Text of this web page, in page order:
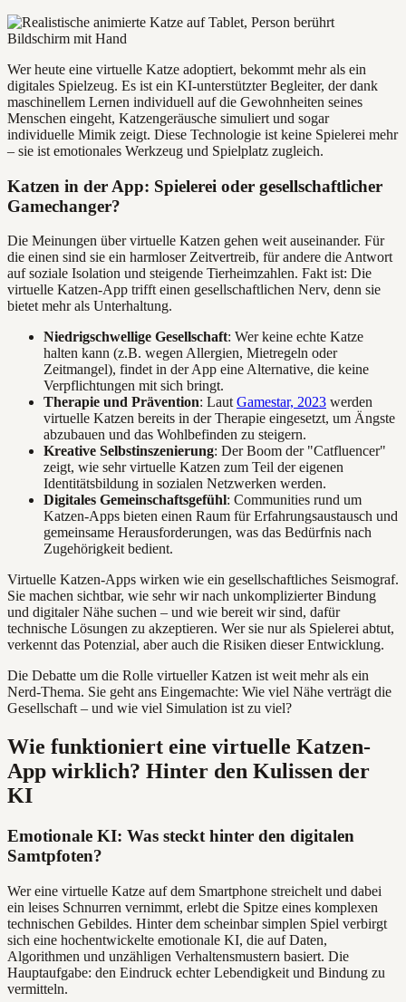
Wer heute eine virtuelle Katze adoptiert, bekommt mehr als ein
digitales Spielzeug. Es ist ein KI-unterstützter Begleiter, der dank
maschinellem Lernen individuell auf die Gewohnheiten seines
Menschen eingeht, Katzengeräusche simuliert und sogar
individuelle Mimik zeigt. Diese Technologie ist keine Spielerei mehr
– sie ist emotionales Werkzeug und Spielplatz zugleich.
Katzen in der App: Spielerei oder gesellschaftlicher
Gamechanger?
Die Meinungen über virtuelle Katzen gehen weit auseinander. Für
die einen sind sie ein harmloser Zeitvertreib, für andere die Antwort
auf soziale Isolation und steigende Tierheimzahlen. Fakt ist: Die
virtuelle Katzen-App trifft einen gesellschaftlichen Nerv, denn sie
bietet mehr als Unterhaltung.
Niedrigschwellige Gesellschaft: Wer keine echte Katze
halten kann (z.B. wegen Allergien, Mietregeln oder
Zeitmangel), findet in der App eine Alternative, die keine
Verpflichtungen mit sich bringt.
Therapie und Prävention: Laut Gamestar, 2023 werden
virtuelle Katzen bereits in der Therapie eingesetzt, um Ängste
abzubauen und das Wohlbefinden zu steigern.
Kreative Selbstinszenierung: Der Boom der "Catfluencer"
zeigt, wie sehr virtuelle Katzen zum Teil der eigenen
Identitätsbildung in sozialen Netzwerken werden.
Digitales Gemeinschaftsgefühl: Communities rund um
Katzen-Apps bieten einen Raum für Erfahrungsaustausch und
gemeinsame Herausforderungen, was das Bedürfnis nach
Zugehörigkeit bedient.
Virtuelle Katzen-Apps wirken wie ein gesellschaftliches Seismograf.
Sie machen sichtbar, wie sehr wir nach unkomplizierter Bindung
und digitaler Nähe suchen – und wie bereit wir sind, dafür
technische Lösungen zu akzeptieren. Wer sie nur als Spielerei abtut,
verkennt das Potenzial, aber auch die Risiken dieser Entwicklung.
Die Debatte um die Rolle virtueller Katzen ist weit mehr als ein
Nerd-Thema. Sie geht ans Eingemachte: Wie viel Nähe verträgt die
Gesellschaft – und wie viel Simulation ist zu viel?
Wie funktioniert eine virtuelle Katzen-
App wirklich? Hinter den Kulissen der
KI
Emotionale KI: Was steckt hinter den digitalen
Samtpfoten?
Wer eine virtuelle Katze auf dem Smartphone streichelt und dabei
ein leises Schnurren vernimmt, erlebt die Spitze eines komplexen
technischen Gebildes. Hinter dem scheinbar simplen Spiel verbirgt
sich eine hochentwickelte emotionale KI, die auf Daten,
Algorithmen und unzähligen Verhaltensmustern basiert. Die
Hauptaufgabe: den Eindruck echter Lebendigkeit und Bindung zu
vermitteln.